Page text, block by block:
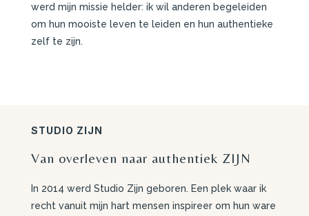
werd mijn missie helder: ik wil anderen begeleiden
om hun mooiste leven te leiden en hun authentieke
zelf te zijn.
STUDIO ZIJN
Van overleven naar authentiek ZIJN
In 2014 werd Studio Zijn geboren. Een plek waar ik
recht vanuit mijn hart mensen inspireer om hun ware